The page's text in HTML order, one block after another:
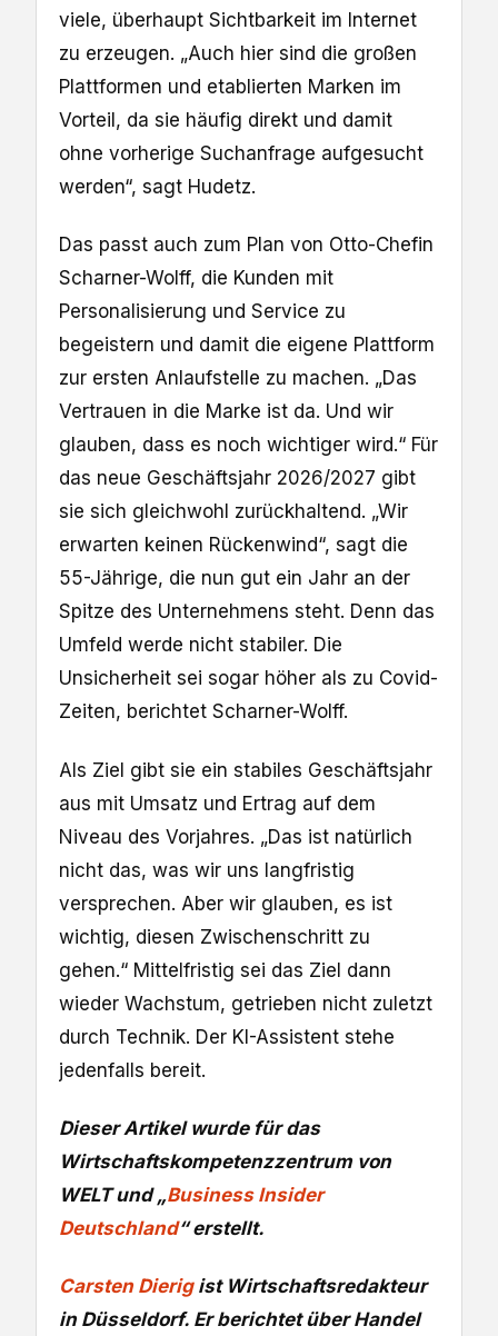
viele, überhaupt Sichtbarkeit im Internet
zu erzeugen. „Auch hier sind die großen
Plattformen und etablierten Marken im
Vorteil, da sie häufig direkt und damit
ohne vorherige Suchanfrage aufgesucht
werden“, sagt Hudetz.
Das passt auch zum Plan von Otto-Chefin
Scharner-Wolff, die Kunden mit
Personalisierung und Service zu
begeistern und damit die eigene Plattform
zur ersten Anlaufstelle zu machen. „Das
Vertrauen in die Marke ist da. Und wir
glauben, dass es noch wichtiger wird.“ Für
das neue Geschäftsjahr 2026/2027 gibt
sie sich gleichwohl zurückhaltend. „Wir
erwarten keinen Rückenwind“, sagt die
55-Jährige, die nun gut ein Jahr an der
Spitze des Unternehmens steht. Denn das
Umfeld werde nicht stabiler. Die
Unsicherheit sei sogar höher als zu Covid-
Zeiten, berichtet Scharner-Wolff.
Als Ziel gibt sie ein stabiles Geschäftsjahr
aus mit Umsatz und Ertrag auf dem
Niveau des Vorjahres. „Das ist natürlich
nicht das, was wir uns langfristig
versprechen. Aber wir glauben, es ist
wichtig, diesen Zwischenschritt zu
gehen.“ Mittelfristig sei das Ziel dann
wieder Wachstum, getrieben nicht zuletzt
durch Technik. Der KI-Assistent stehe
jedenfalls bereit.
Dieser Artikel wurde für das
Wirtschaftskompetenzzentrum von
WELT und „Business Insider
Deutschland“ erstellt.
Carsten Dierigist Wirtschaftsredakteur
in Düsseldorf. Er berichtet über Handel